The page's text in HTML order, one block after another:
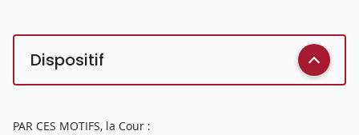
Dispositif
PAR CES MOTIFS, la Cour :